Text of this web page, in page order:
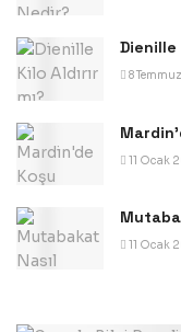
Dienille
8
11 Ocak
11 Ocak